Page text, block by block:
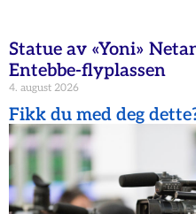
Statue av «Yoni»
Entebbe-flyplassen
4. august 2026
Fikk du med deg